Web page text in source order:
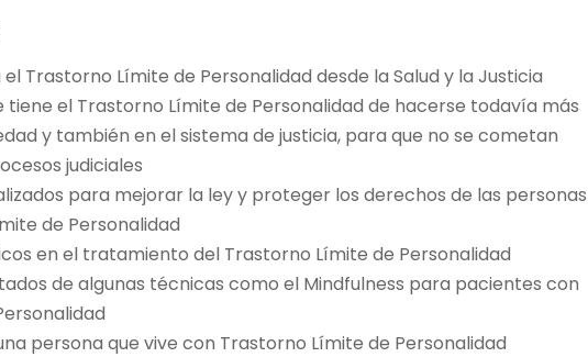
Trastorno Límite de Personalidad desde la Salud y la Justicia
tiene el Trastorno Límite de Personalidad de hacerse todavía más
y también en el sistema de justicia, para que no se cometan
judiciales
para mejorar la ley y proteger los derechos de las personas
de Personalidad
en el tratamiento del Trastorno Límite de Personalidad
de algunas técnicas como el Mindfulness para pacientes con
persona que vive con Trastorno Límite de Personalidad